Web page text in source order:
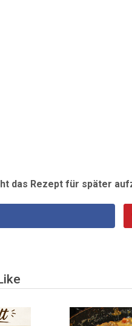
das Rezept für später